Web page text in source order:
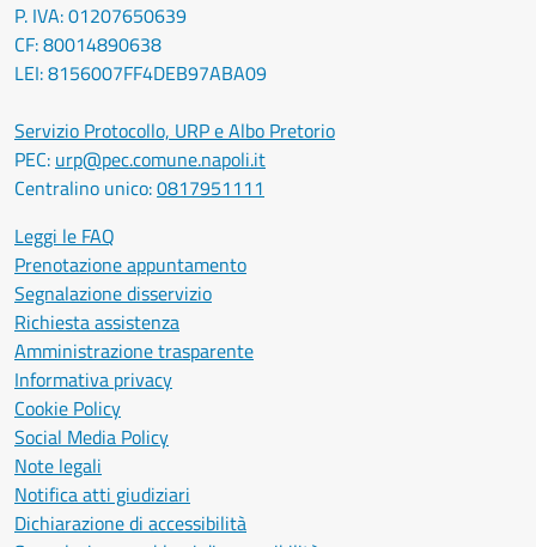
P. IVA: 01207650639
CF: 80014890638
LEI: 8156007FF4DEB97ABA09
Servizio Protocollo, URP e Albo Pretorio
PEC: urp@pec.comune.napoli.it
Centralino unico:0817951111
Leggi le FAQ
Prenotazione appuntamento
Segnalazione disservizio
Richiesta assistenza
Amministrazione trasparente
Informativa privacy
Cookie Policy
Social Media Policy
Note legali
Notifica atti giudiziari
Dichiarazione di accessibilità